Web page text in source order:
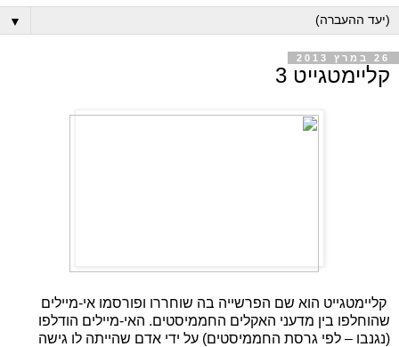
▼
26 במרץ 2013
קליימטגייט 3
קליימטגייט הוא שם הפרשייה בה שוחררו ופורסמו אי-מיילים
שהוחלפו בין מדעני האקלים החממיסטים. האי-מיילים הודלפו
(נגנבו – לפי גרסת החממיסטים) על ידי אדם שהייתה לו גישה